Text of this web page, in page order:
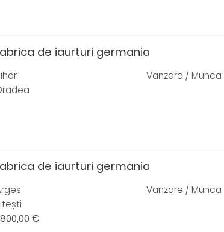
de iaurturi germania
Vanzare / Munca
de iaurturi germania
800,00 €
Vanzare / Munca